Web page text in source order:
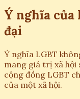
Ý nghĩa của
đại
Ý nghĩa LGBT
mang giá trị xã hội
cộng đồng LGBT
của một xã hội.